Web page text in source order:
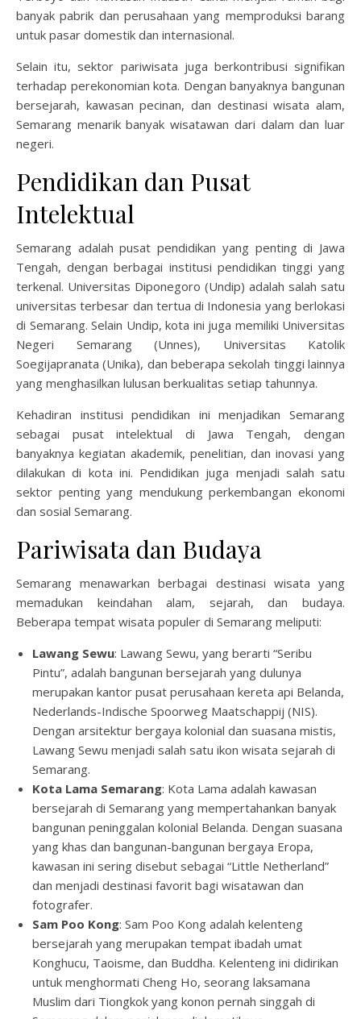
banyak pabrik dan perusahaan yang memproduksi barang
untuk pasar domestik dan internasional.
Selain itu, sektor pariwisata juga berkontribusi signifikan
terhadap perekonomian kota. Dengan banyaknya bangunan
bersejarah, kawasan pecinan, dan destinasi wisata alam,
Semarang menarik banyak wisatawan dari dalam dan luar
negeri.
Pendidikan dan Pusat
Intelektual
Semarang adalah pusat pendidikan yang penting di Jawa
Tengah, dengan berbagai institusi pendidikan tinggi yang
terkenal. Universitas Diponegoro (Undip) adalah salah satu
universitas terbesar dan tertua di Indonesia yang berlokasi
di Semarang. Selain Undip, kota ini juga memiliki Universitas
Negeri Semarang (Unnes), Universitas Katolik
Soegijapranata (Unika), dan beberapa sekolah tinggi lainnya
yang menghasilkan lulusan berkualitas setiap tahunnya.
Kehadiran institusi pendidikan ini menjadikan Semarang
sebagai pusat intelektual di Jawa Tengah, dengan
banyaknya kegiatan akademik, penelitian, dan inovasi yang
dilakukan di kota ini. Pendidikan juga menjadi salah satu
sektor penting yang mendukung perkembangan ekonomi
dan sosial Semarang.
Pariwisata dan Budaya
Semarang menawarkan berbagai destinasi wisata yang
memadukan keindahan alam, sejarah, dan budaya.
Beberapa tempat wisata populer di Semarang meliputi:
Lawang Sewu: Lawang Sewu, yang berarti “Seribu
Pintu”, adalah bangunan bersejarah yang dulunya
merupakan kantor pusat perusahaan kereta api Belanda,
Nederlands-Indische Spoorweg Maatschappij (NIS).
Dengan arsitektur bergaya kolonial dan suasana mistis,
Lawang Sewu menjadi salah satu ikon wisata sejarah di
Semarang.
Kota Lama Semarang: Kota Lama adalah kawasan
bersejarah di Semarang yang mempertahankan banyak
bangunan peninggalan kolonial Belanda. Dengan suasana
yang khas dan bangunan-bangunan bergaya Eropa,
kawasan ini sering disebut sebagai “Little Netherland”
dan menjadi destinasi favorit bagi wisatawan dan
fotografer.
Sam Poo Kong: Sam Poo Kong adalah kelenteng
bersejarah yang merupakan tempat ibadah umat
Konghucu, Taoisme, dan Buddha. Kelenteng ini didirikan
untuk menghormati Cheng Ho, seorang laksamana
Muslim dari Tiongkok yang konon pernah singgah di